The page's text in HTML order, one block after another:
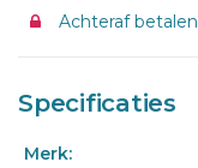
Achteraf betalen
Specificaties
Merk: